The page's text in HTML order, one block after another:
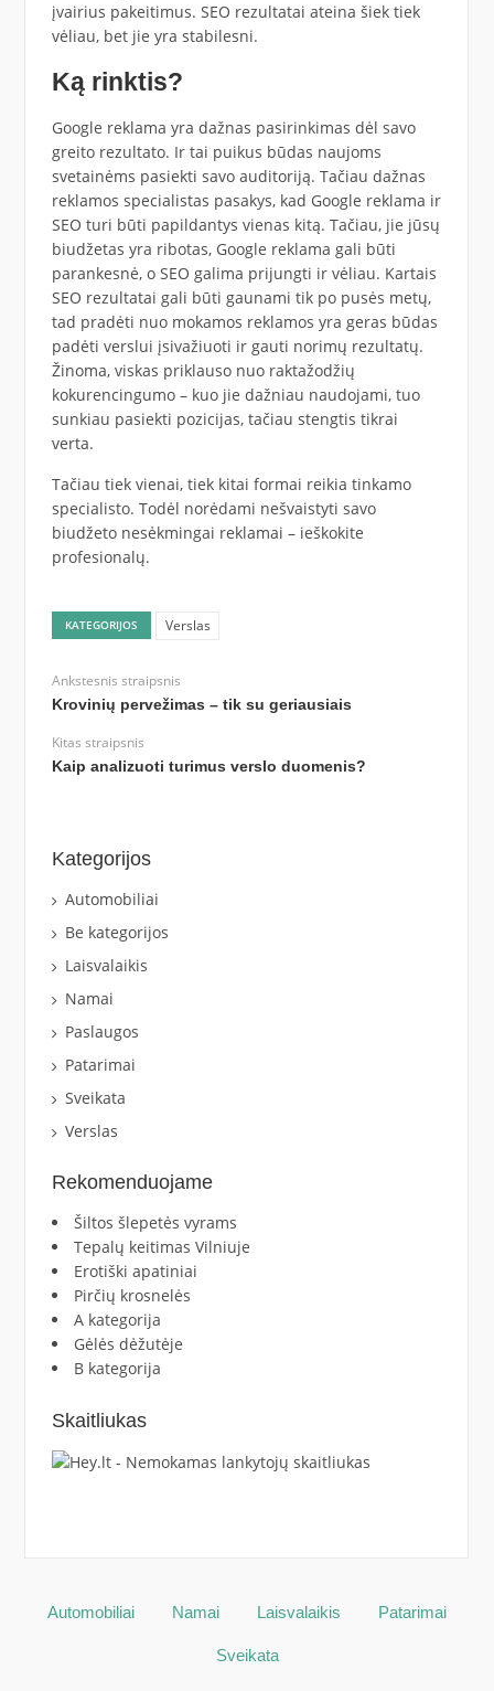
įvairius pakeitimus. SEO rezultatai ateina šiek tiek
vėliau, bet jie yra stabilesni.
Ką rinktis?
Google reklama yra dažnas pasirinkimas dėl savo
greito rezultato. Ir tai puikus būdas naujoms
svetainėms pasiekti savo auditoriją. Tačiau dažnas
reklamos specialistas pasakys, kad Google reklama ir
SEO turi būti papildantys vienas kitą. Tačiau, jie jūsų
biudžetas yra ribotas, Google reklama gali būti
parankesnė, o SEO galima prijungti ir vėliau. Kartais
SEO rezultatai gali būti gaunami tik po pusės metų,
tad pradėti nuo mokamos reklamos yra geras būdas
padėti verslui įsivažiuoti ir gauti norimų rezultatų.
Žinoma, viskas priklauso nuo raktažodžių
kokurencingumo – kuo jie dažniau naudojami, tuo
sunkiau pasiekti pozicijas, tačiau stengtis tikrai
verta.
Tačiau tiek vienai, tiek kitai formai reikia tinkamo
specialisto. Todėl norėdami nešvaistyti savo
biudžeto nesėkmingai reklamai – ieškokite
profesionalų.
KATEGORIJOS Verslas
Ankstesnis straipsnis
Krovinių pervežimas – tik su geriausiais
Kitas straipsnis
Kaip analizuoti turimus verslo duomenis?
Kategorijos
Automobiliai
Be kategorijos
Laisvalaikis
Namai
Paslaugos
Patarimai
Sveikata
Verslas
Rekomenduojame
Šiltos šlepetės vyrams
Tepalų keitimas Vilniuje
Erotiški apatiniai
Pirčių krosnelės
A kategorija
Gėlės dėžutėje
B kategorija
Skaitliukas
Automobiliai Namai Laisvalaikis Patarimai
Sveikata